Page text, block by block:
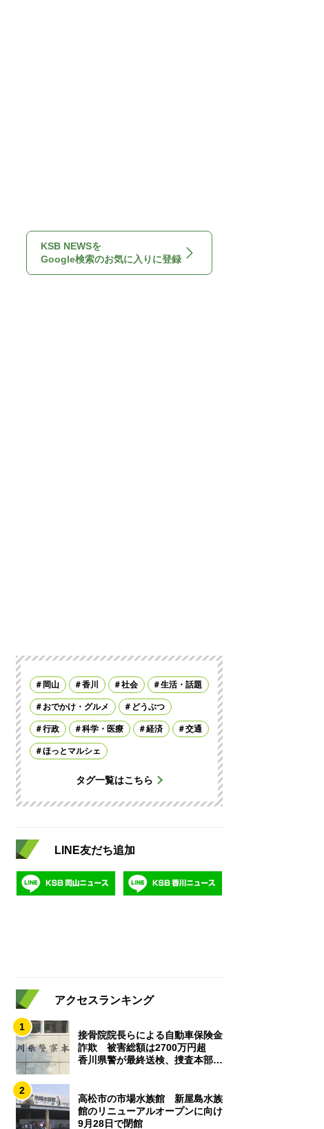
KSB NEWSを
Google検索のお気に入りに登録
岡山 香川 社会 生活・話題
おでかけ・グルメ どうぶつ
行政 科学・医療 経済 交通
ほっとマルシェ
タグ一覧はこちら
LINE友だち追加
アクセスランキング
1
接骨院院長らによる自動車保険金
詐欺 被害総額は2700万円超
香川県警が最終送検、捜査本部解
2
高松市の市場水族館 新屋島水族
館のリニューアルオープンに向け
9月28日で閉館